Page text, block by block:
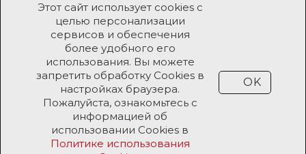
Этот сайт использует cookies с
целью персонализации
сервисов и обеспечения
более удобного его
использования. Вы можете
запретить обработку Cookies в
настройках браузера.
Пожалуйста, ознакомьтесь с
информацией об
использовании Cookies в
Политике использования
OK
Разработка и поддержка
Продвижение проекта ООО «Робот Икс»
Все права защищены ООО «Робот Икс» 2026 ©